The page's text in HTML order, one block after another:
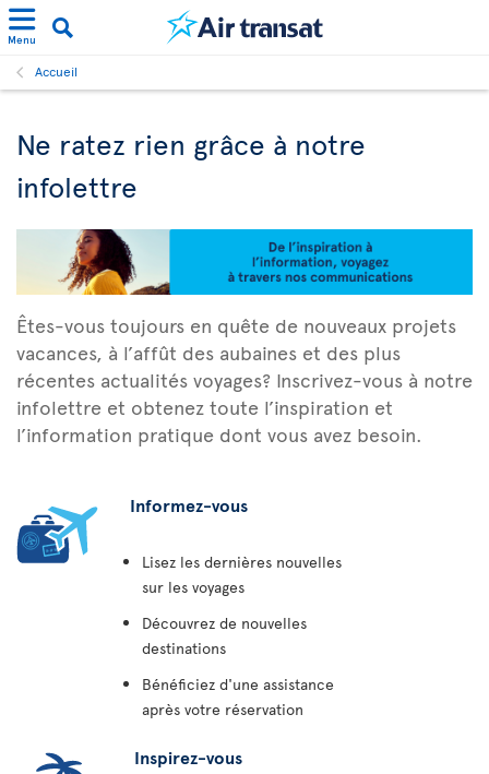
Menu
Accueil
Ne ratez rien grâce à notre
infolettre
Êtes-vous toujours en quête de nouveaux projets
vacances, à l’affût des aubaines et des plus
récentes actualités voyages? Inscrivez-vous à notre
infolettre et obtenez toute l’inspiration et
l’information pratique dont vous avez besoin.
Informez-vous
Lisez les dernières nouvelles
sur les voyages
Découvrez de nouvelles
destinations
Bénéficiez d'une assistance
après votre réservation
Inspirez-vous